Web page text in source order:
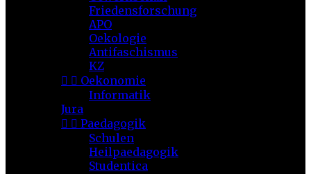
Friedensforschung
APO
Oekologie
Antifaschismus
KZ
  Oekonomie
Informatik
Jura
  Paedagogik
Schulen
Heilpaedagogik
Studentica